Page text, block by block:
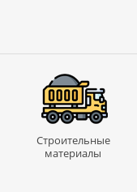
Строительные
материалы